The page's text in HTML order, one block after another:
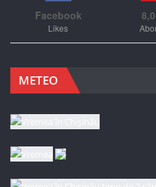
Facebook
Likes
METEO